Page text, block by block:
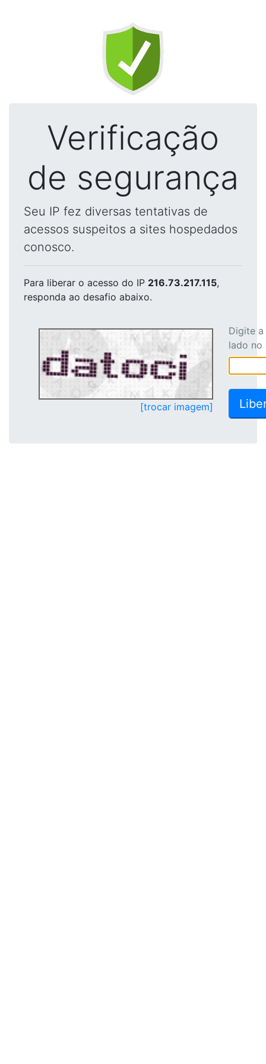
Verificação
de segurança
Seu IP fez diversas tentativas de
acessos suspeitos a sites hospedados
conosco.
Para liberar o acesso do IP 216.73.217.115,
responda ao desafio abaixo.
[trocar imagem]
Digite
lado no